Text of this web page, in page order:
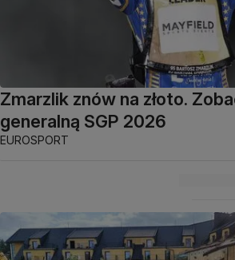
Zmarzlik znów na złoto.
generalną SGP 2026
EUROSPORT